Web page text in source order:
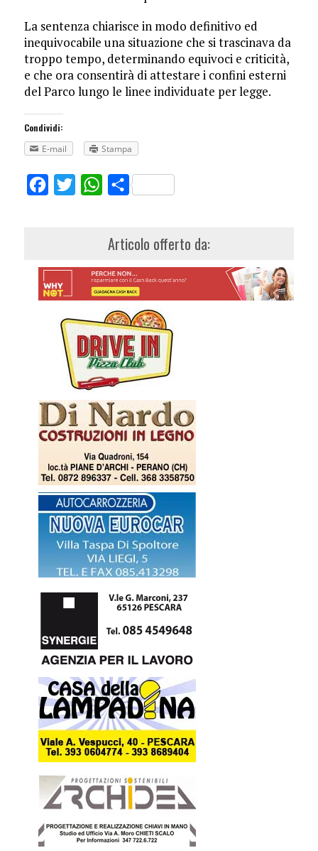
La sentenza chiarisce in modo definitivo ed
inequivocabile una situazione che si trascinava da
troppo tempo, determinando equivoci e criticità,
e che ora consentirà di attestare i confini esterni
del Parco lungo le linee individuate per legge.
Condividi:
E-mail
Stampa
FacebookTwitterWhatsApp
Share
Articolo offerto da: